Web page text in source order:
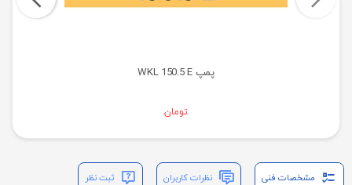
پمپ WKL 150.5 E
تومان
مشخصات فنی نظرات کاربران ثبت نظر